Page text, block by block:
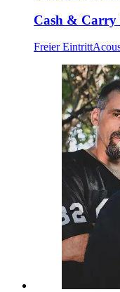
Cash & Carry
Freier Eintritt